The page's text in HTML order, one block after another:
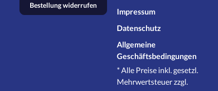
Bestellung widerrufen
Impressum
Datenschutz
Allgemeine
Geschäftsbedingungen
* Alle Preise inkl. gesetzl.
Mehrwertsteuer zzgl.